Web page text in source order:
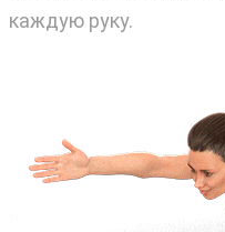
каждую руку.